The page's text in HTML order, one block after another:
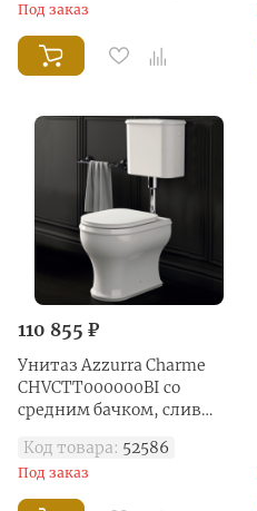
Под заказ
110 855 ₽
Унитаз Azzurra Charme
CHVCTT000000BI со
средним бачком, слив
хром
Код товара: 52586
Под заказ